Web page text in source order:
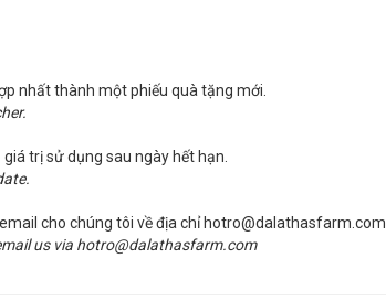
nhất thành một phiếu quà tặng mới.
trị sử dụng sau ngày hết hạn.
cho chúng tôi về địa chỉ hotro@dalathasfarm.com
us via hotro@dalathasfarm.com